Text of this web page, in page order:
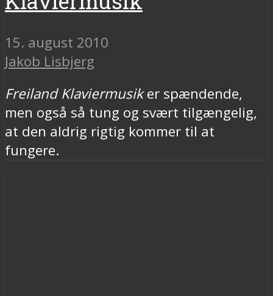
15. august 2010
Jakob Lisbjerg
Freiland Klaviermusiker spændende,
men også så tung og svært tilgængelig,
at den aldrig rigtig kommer til at
fungere.